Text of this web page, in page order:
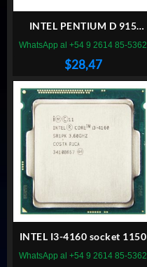
INTEL PENTIUM D 915
SOCKET 775
$28,47
WhatsApp al +54 9 2614 85-5362
INTEL I3-4160 socket 1150
WhatsApp al +54 9 2614 85-5362